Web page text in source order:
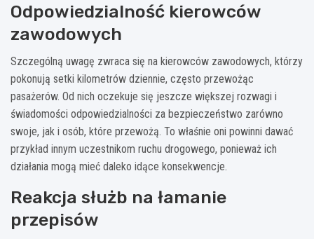
Odpowiedzialność kierowców
zawodowych
Szczególną uwagę zwraca się na kierowców zawodowych, którzy
pokonują setki kilometrów dziennie, często przewożąc
pasażerów. Od nich oczekuje się jeszcze większej rozwagi i
świadomości odpowiedzialności za bezpieczeństwo zarówno
swoje, jak i osób, które przewożą. To właśnie oni powinni dawać
przykład innym uczestnikom ruchu drogowego, ponieważ ich
działania mogą mieć daleko idące konsekwencje.
Reakcja służb na łamanie
przepisów